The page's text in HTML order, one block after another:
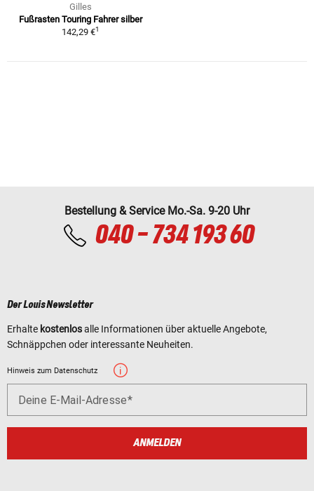
Gilles
Fußrasten Touring Fahrer silber
142,29 €1
Bestellung & Service Mo.-Sa. 9-20 Uhr
040 - 734 193 60
Der Louis Newsletter
Erhalte kostenlosalle Informationen über aktuelle Angebote,
Schnäppchen oder interessante Neuheiten.
Hinweis zum Datenschutz
Deine E-Mail-Adresse
ANMELDEN